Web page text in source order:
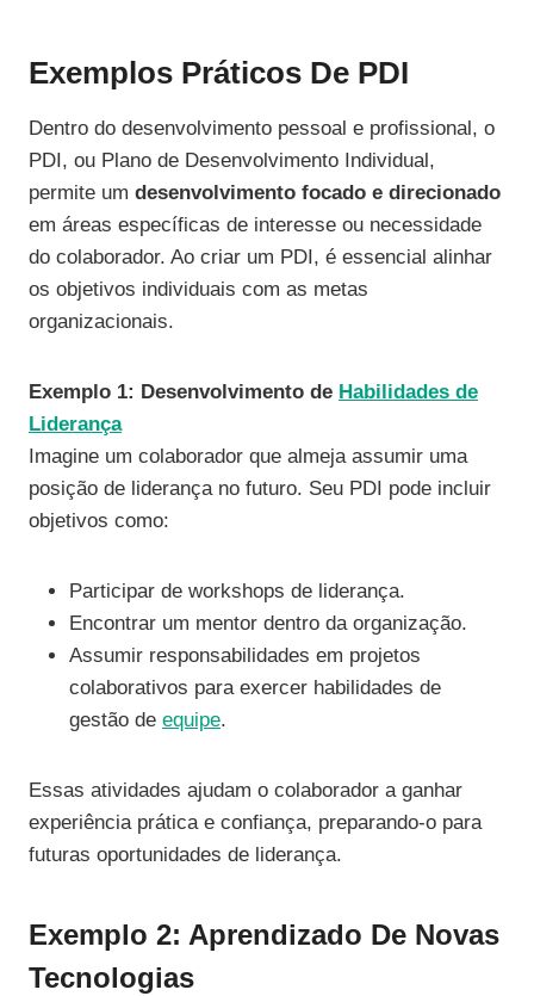
Exemplos Práticos De PDI
Dentro do desenvolvimento pessoal e profissional, o
PDI, ou Plano de Desenvolvimento Individual,
permite um desenvolvimento focado e direcionado
em áreas específicas de interesse ou necessidade
do colaborador. Ao criar um PDI, é essencial alinhar
os objetivos individuais com as metas
organizacionais.
Exemplo 1: Desenvolvimento de Habilidades de
Liderança
Imagine um colaborador que almeja assumir uma
posição de liderança no futuro. Seu PDI pode incluir
objetivos como:
Participar de workshops de liderança.
Encontrar um mentor dentro da organização.
Assumir responsabilidades em projetos
colaborativos para exercer habilidades de
gestão de equipe.
Essas atividades ajudam o colaborador a ganhar
experiência prática e confiança, preparando-o para
futuras oportunidades de liderança.
Exemplo 2: Aprendizado De Novas
Tecnologias